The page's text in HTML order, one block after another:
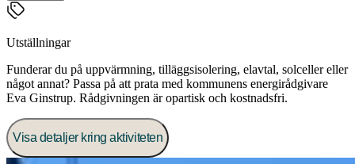
Utställningar
Funderar du på uppvärmning, tilläggsisolering, elavtal, solceller eller
något annat? Passa på att prata med kommunens energirådgivare
Eva Ginstrup. Rådgivningen är opartisk och kostnadsfri.
Visa detaljer kring aktiviteten